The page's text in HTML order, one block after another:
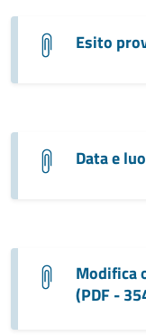
Esito
Data e
Modifica
(PDF -